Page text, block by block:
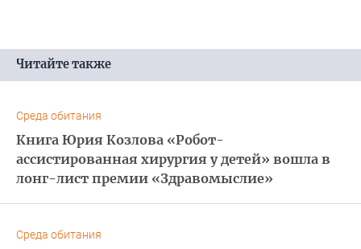
Читайте также
Среда обитания
Книга Юрия Козлова «Робот-
ассистированная хирургия у детей» вошла в
лонг-лист премии «Здравомыслие»
Среда обитания